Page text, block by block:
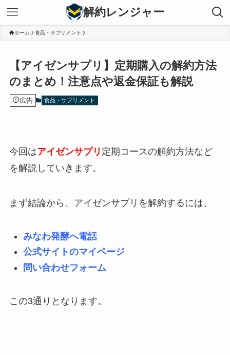
解約レンジャー
ホーム 食品・サプリメント
【アイゼンサプリ】定期購入の解約方法
のまとめ！注意点や返金保証も解説
広告 食品・サプリメント
今回はアイゼンサプリ 定期コースの解約方法など
を解説していきます。
まず結論から、アイゼンサプリを解約するには、
みなわ発酵へ電話
公式サイトのマイページ
問い合わせフォーム
この3通りとなります。